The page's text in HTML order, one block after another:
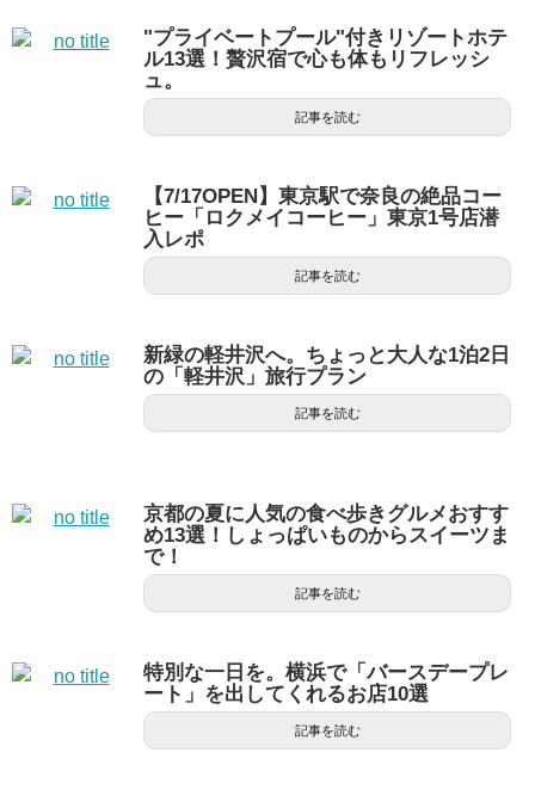
"プライベートプール"付きリゾートホテ
ル13選！贅沢宿で心も体もリフレッシ
ュ。
記事を読む
【7/17OPEN】東京駅で奈良の絶品コー
ヒー「ロクメイコーヒー」東京1号店潜
入レポ
記事を読む
新緑の軽井沢へ。ちょっと大人な1泊2日
の「軽井沢」旅行プラン
記事を読む
京都の夏に人気の食べ歩きグルメおすす
め13選！しょっぱいものからスイーツま
で！
記事を読む
特別な一日を。横浜で「バースデープレ
ート」を出してくれるお店10選
記事を読む